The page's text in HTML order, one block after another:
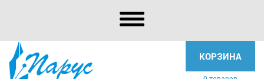
КОРЗИНА